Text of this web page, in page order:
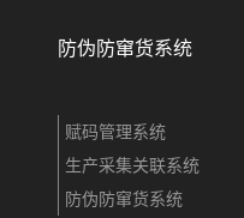
防伪防窜货系统
赋码管理系统
生产采集关联系统
防伪防窜货系统